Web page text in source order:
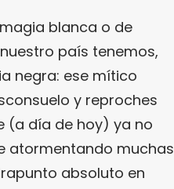
blanca o de
país tenemos,
negra: ese mítico
y reproches
(a día de hoy) ya no
atormentando muchas
absoluto en